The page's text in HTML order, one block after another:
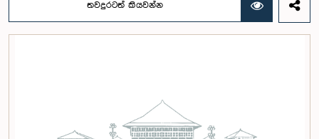
සහභාගීත්වයෙන් විවෘත පාර්ලිමේන්තු සංකල්පය තවදුරටත් ප්‍රවර්ධනය කිරීමේ
අරමුණින් මෙම වැඩමුළු මාලාව සංවිධානය කෙරෙන අතර සංසදයේ සාමාජික
මන්ත්‍රීවරු මෙන්ම ගම්පහ දිස්ත්‍රික් පාර්ලිමේන්තු මන්ත්‍රීවරුන් ද මෙම අවස්ථාවට
සංසදයේ සාමාජික මන්ත්‍රීවරු සහ වැඩමුළු මාලාව සඳහා අනුග්‍රාහකත්වය
සපයන සංවර්ධන සහකරු වන CII (Coalition for Inclusive Impact)
ආයතනයේ නියෝජිතයෝ එක්ව සිටියහ.මෙම වැඩමුළුව සඳහා සහභාගීවීමට
තවදුරටත් කියවන්න